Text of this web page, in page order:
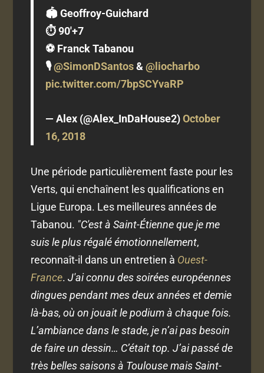
🏟️ Geoffroy-Guichard
⏱️ 90'+7
⚽️ Franck Tabanou
🎙️@SimonDSantos&@liocharbo
pic.twitter.com/7bpSCYvaRP
— Alex (@Alex_InDaHouse2)October
16, 2018
Une période particulièrement faste pour les
Verts, qui enchaînent les qualifications en
Ligue Europa. Les meilleures années de
Tabanou. "C'est à Saint-Étienne que je me
suis le plus régalé émotionnellement,
reconnaît-il dans un entretien à Ouest-
France.J'ai connu des soirées européennes
dingues pendant mes deux années et demie
là-bas, où on jouait le podium à chaque fois.
L’ambiance dans le stade, je n’ai pas besoin
de faire un dessin… C’était top. J’ai passé de
très belles saisons à Toulouse mais Saint-